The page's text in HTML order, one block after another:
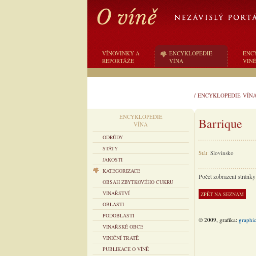
VÍNOVINKY A
REPORTÁŽE
ENCYKLOPEDIE
VÍNA
/ ENCYKLOPEDIE
ENCYKLOPEDIE
VÍNA
ODRŮDY
STÁTY
JAKOSTI
KATEGORIZACE
OBSAH ZBYTKOVÉHO CUKRU
VINAŘSTVÍ
OBLASTI
PODOBLASTI
VINAŘSKÉ OBCE
VINIČNÍ TRATĚ
PUBLIKACE O VÍNĚ
Barrique
Stát: Slovinsko
Počet zobrazení
© 2009, grafika: